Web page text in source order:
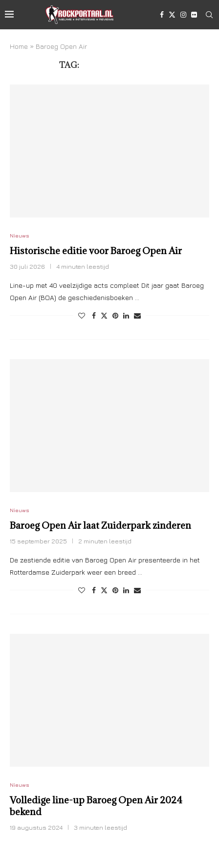
Home » Baroeg Open Air
TAG:
Nieuws
Historische editie voor Baroeg Open Air
30 juli 2026 4 minuten leestijd
Line-up met 40 veelzijdige acts compleet Dit jaar gaat Baroeg
Open Air (BOA) de geschiedenisboeken …
Nieuws
Baroeg Open Air laat Zuiderpark zinderen
15 september 2025 2 minuten leestijd
De zestiende editie van Baroeg Open Air presenteerde in het
Rotterdamse Zuiderpark weer een breed …
Nieuws
Volledige line-up Baroeg Open Air 2024
bekend
19 augustus 2024 3 minuten leestijd